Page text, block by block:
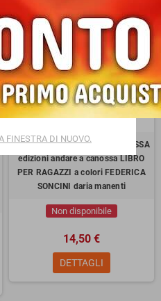
IL SOGNO DI MATILDE A CANOSSA
edizioni andare a canossa LIBRO
PER RAGAZZI a colori FEDERICA
SONCINI daria manenti
Non disponibile
14,50 €
DETTAGLI
FINESTRA DI NUOVO.